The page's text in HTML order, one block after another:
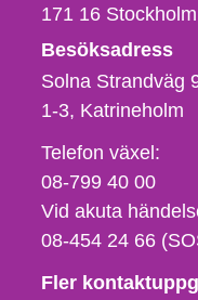
171 16 Stockholm
Besöksadress
Solna Strandväg
1-3 Katrineholm
Telefon,
fax
och
e-
Telefon växel:
08-799 40 00
Vid akuta
08-454 24 66
Fler